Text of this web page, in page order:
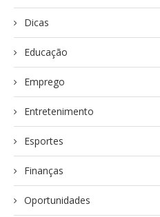
Dicas
Educação
Emprego
Entretenimento
Esportes
Finanças
Oportunidades